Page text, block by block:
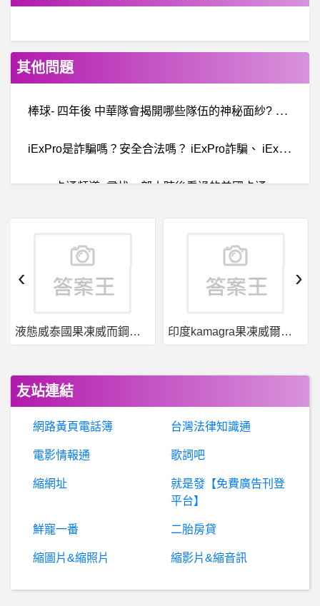
其他問題
棒
球- 四年後 中華隊會揭開哪些隊伍的神秘面紗? 四年後 中華隊會揭開哪些隊伍的神秘面紗?
i
ExPro是詐騙嗎？安全合法嗎？ iExPro詐騙、 iExPro交易所詐騙、投資詐騙、受害人被騙365萬無法出金
卡通頻道- 尋找一部小時後看過的美國卡通
女人話題- 死要怎麼寫才好看 死要怎麼寫才好看
女人話題- 血壓慢性處方簽 血壓慢性處方簽
健
身- 兩個不同量級的自重三項應如何比較 兩個不同量級的自重三項應如何比較
B
aseballXXXX- 當初中信保留名單 當初中信保留名單
Mauresmo- 要當媽了？
液態威泰國果凍威而鋼哪裡買 印度kamagra果凍威爾剛用於治療男性勃起功能障礙
‹ ›
友站連結
網路黃頁電話簿 台灣法律知識通
電影情報通 歌詞吧
縮網址
就是發【免費廣告刊登
平台】
鮮寵一番 二胎房貸
縮圖片&縮照片 縮影片&縮音訊